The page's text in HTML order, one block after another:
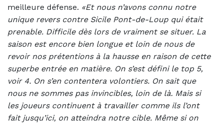
meilleure défense. «Et nous n’avons connu notre
unique revers contre Sicile Pont-de-Loup qui était
prenable. Difficile dès lors de vraiment se situer. La
saison est encore bien longue et loin de nous de
revoir nos prétentions à la hausse en raison de cette
superbe entrée en matière. On s’est défini le top 5,
voir 4. On s’en contentera volontiers. On sait que
nous ne sommes pas invincibles, loin de là. Mais si
les joueurs continuent à travailler comme ils l’ont
fait jusqu’ici, on atteindra notre cible. Même si on